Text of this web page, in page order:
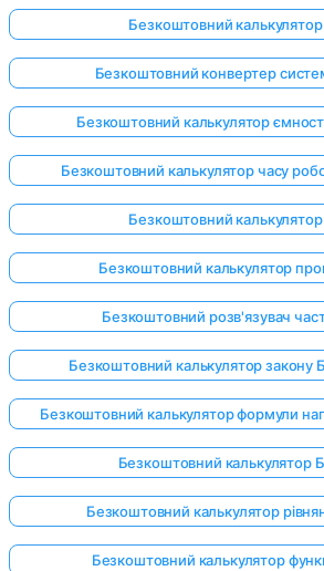
Безкоштовний
Безкоштовний конвертер
Безкоштовний калькулятор
Безкоштовний калькулятор часу
Безкоштовний
Безкоштовний калькулятор
Безкоштовний розв'язувач
Безкоштовний калькулятор закону
Безкоштовний калькулятор формули
Безкоштовний калькулятор
Безкоштовний калькулятор
Безкоштовний калькулятор